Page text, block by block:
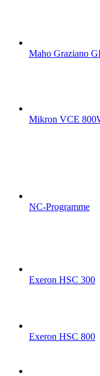
Maho Graziano
Mikron VCE
NC-Programme
Exeron HSC 300
Exeron HSC 800